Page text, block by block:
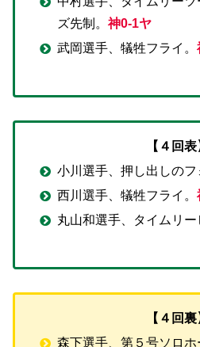
ズ先制。神0-1ヤ
武岡選手、犠牲フライ。
【４回表
小川選手、押し出しの
西川選手、犠牲フライ。
丸山和選手、タイムリ
【４回裏
森下選手、第５号ソロ